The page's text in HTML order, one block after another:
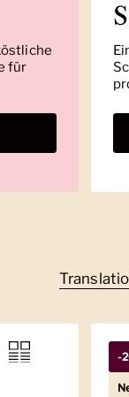
für
-